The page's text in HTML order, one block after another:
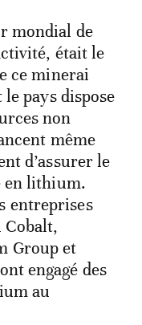
mondial de
était le
ce minerai
pays dispose
non
même
d’assurer le
en lithium.
entreprises
Cobalt,
Group et
engagé des
au